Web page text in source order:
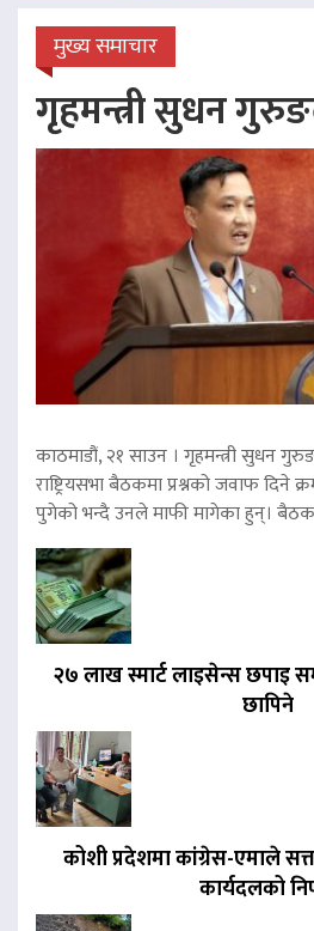
मुख्य समाचार
गृहमन्त्री सुधन
काठमाडौं, २१ साउन । गृहमन्त्री सुधन
राष्ट्रियसभा बैठकमा प्रश्नको जवाफ दिने
पुगेको भन्दै उनले माफी मागेका हुन्।
२७ लाख स्मार्ट लाइसेन्स छपाइ
छापिने
कोशी प्रदेशमा कांग्रेस-एमाले
कार्यदलको